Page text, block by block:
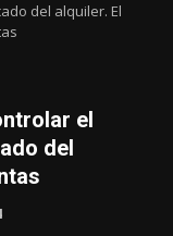
del alquiler. El
el
del